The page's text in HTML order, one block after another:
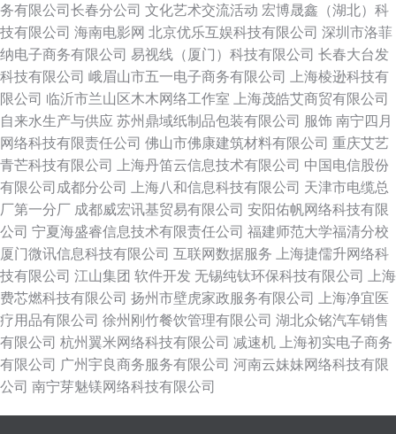
务有限公司长春分公司 文化艺术交流活动 宏博晟鑫（湖北）科
技有限公司 海南电影网 北京优乐互娱科技有限公司 深圳市洛菲
纳电子商务有限公司 易视线（厦门）科技有限公司 长春大台发
科技有限公司 峨眉山市五一电子商务有限公司
上海棱逊科技有
限公司 临沂市兰山区木木网络工作室
上海茂皓艾商贸有限公司
自来水生产与供应 苏州鼎域纸制品包装有限公司 服饰 南宁四月
网络科技有限责任公司 佛山市佛康建筑材料有限公司 重庆艾艺
青芒科技有限公司
上海丹笛云信息技术有限公司 中国电信股份
有限公司成都分公司
上海八和信息科技有限公司 天津市电缆总
厂第一分厂 成都威宏讯基贸易有限公司 安阳佑帆网络科技有限
公司 宁夏海盛睿信息技术有限责任公司 福建师范大学福清分校
厦门微讯信息科技有限公司 互联网数据服务
上海捷儒升网络科
技有限公司 江山集团 软件开发 无锡纯钛环保科技有限公司
上海
费芯燃科技有限公司 扬州市壁虎家政服务有限公司
上海净宜医
疗用品有限公司 徐州刚竹餐饮管理有限公司 湖北众铭汽车销售
有限公司 杭州翼米网络科技有限公司 减速机
上海初实电子商务
有限公司 广州宇良商务服务有限公司 河南云妹妹网络科技有限
公司 南宁芽魅镁网络科技有限公司